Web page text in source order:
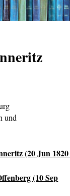
und
(20 Jun
(10 Sep